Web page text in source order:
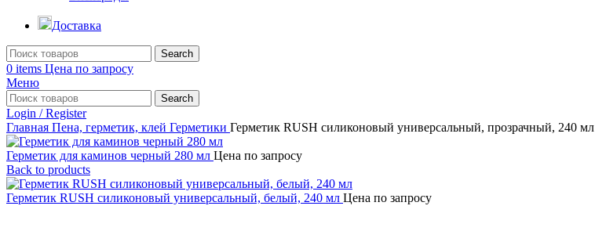
Доставка
Search
0 items Цена по запросу
Меню
Search
Login / Register
Главная Пена, герметик, клей Герметики Герметик RUSH силиконовый универсальный, прозрачный, 240 мл
Герметик для каминов черный 280 мл Цена по запросу
Back to products
Герметик RUSH силиконовый универсальный, белый, 240 мл Цена по запросу